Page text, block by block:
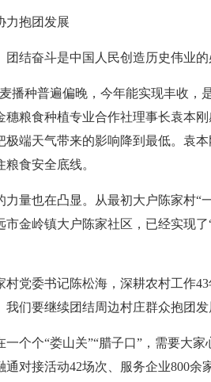
力抱团发展
结奋斗是中国人民创造历史伟业的
播种普遍偏晚，今年能实现丰收
穗粮食种植专业合作社理事长袁本
极端天气带来的影响降到最低。袁
食安全底线。
量也在凸显。从最初大户陈家村“
市金岭镇大户陈家社区，已经实现
村党委书记陈松海，深耕农村工作
我们要继续团结周边村庄群众抱团
一个个“娄山关”“腊子口”，需要大
对接活动42场次、服务企业800